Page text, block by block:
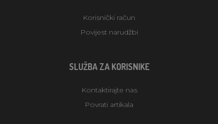
Korisnički račun
Povijest narudžbi
SLUŽBA ZA KORISNIKE
Kontaktirajte nas
Povrati artikala